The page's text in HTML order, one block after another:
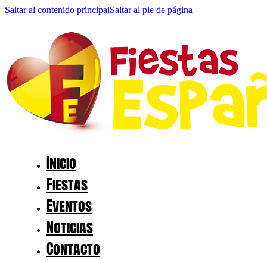
Saltar al contenido principalSaltar al pie de página
Inicio
Fiestas
Eventos
Noticias
Contacto